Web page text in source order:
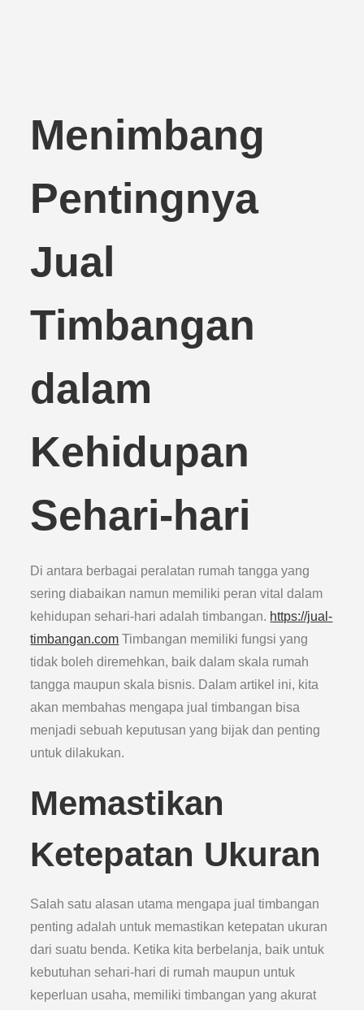
Menimbang
Pentingnya
Jual
Timbangan
dalam
Kehidupan
Sehari-hari
Di antara berbagai peralatan rumah tangga yang
sering diabaikan namun memiliki peran vital dalam
kehidupan sehari-hari adalah timbangan. https://jual-
timbangan.com Timbangan memiliki fungsi yang
tidak boleh diremehkan, baik dalam skala rumah
tangga maupun skala bisnis. Dalam artikel ini, kita
akan membahas mengapa jual timbangan bisa
menjadi sebuah keputusan yang bijak dan penting
untuk dilakukan.
Memastikan
Ketepatan Ukuran
Salah satu alasan utama mengapa jual timbangan
penting adalah untuk memastikan ketepatan ukuran
dari suatu benda. Ketika kita berbelanja, baik untuk
kebutuhan sehari-hari di rumah maupun untuk
keperluan usaha, memiliki timbangan yang akurat